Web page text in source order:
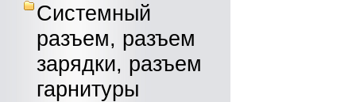
Системный
разъем, разъем
зарядки, разъем
гарнитуры